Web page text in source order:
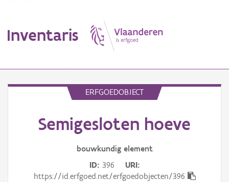
Inventaris
Erfgoedobject
ERFGOEDOBJECT
Semigesloten hoeve
bouwkundig element
ID 396
URI
https://id.erfgoed.net/erfgoedobjecten/396